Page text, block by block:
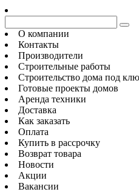
О компании
Контакты
Производители
Строительные работы
Строительство дома под
Готовые проекты домов
Аренда техники
Доставка
Как заказать
Оплата
Купить в рассрочку
Возврат товара
Новости
Акции
Вакансии